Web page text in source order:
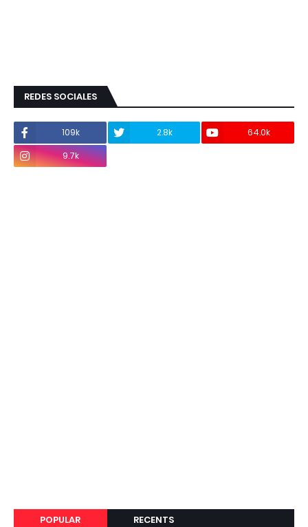
REDES SOCIALES
109k 2.8k
64.0k
9.7k
POPULAR RECENTS